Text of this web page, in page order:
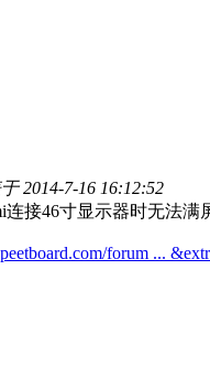
2014-7-16 16:12:52
连接46寸显示器时无法满
forum ...